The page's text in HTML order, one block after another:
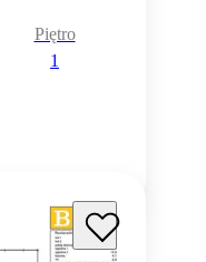
Piętro
1